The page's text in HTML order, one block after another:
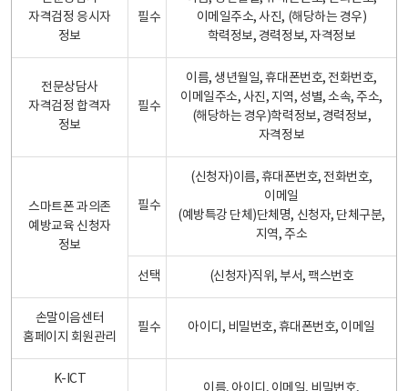
자격검정 응시자
정보
필수
이메일주소, 사진, (해당하는 경우)
학력정보, 경력정보, 자격정보
전문상담사
자격검정 합격자
정보
필수
이름, 생년월일, 휴대폰번호, 전화번호,
이메일주소, 사진, 지역, 성별, 소속, 주소,
(해당하는 경우)학력정보, 경력정보,
자격정보
스마트폰 과의존
예방교육 신청자
정보
필수
(신청자)이름, 휴대폰번호, 전화번호,
이메일
(예방특강 단체)단체명, 신청자, 단체구분,
지역, 주소
선택 (신청자)직위, 부서, 팩스번호
손말이음센터
홈페이지 회원관리
필수 아이디, 비밀번호, 휴대폰번호, 이메일
K-ICT